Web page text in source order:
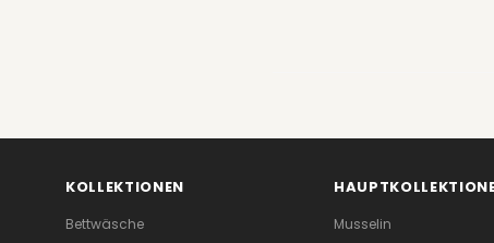
KOLLEKTIONEN
Bettwäsche
Musselin